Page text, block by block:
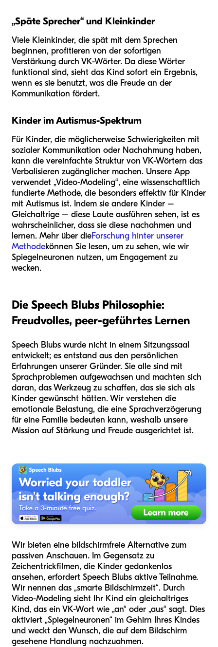
„Späte Sprecher“ und Kleinkinder
Viele Kleinkinder, die spät mit dem Sprechen
beginnen, profitieren von der sofortigen
Verstärkung durch VK-Wörter. Da diese Wörter
funktional sind, sieht das Kind sofort ein Ergebnis,
wenn es sie benutzt, was die Freude an der
Kommunikation fördert.
Kinder im Autismus-Spektrum
Für Kinder, die möglicherweise Schwierigkeiten mit
sozialer Kommunikation oder Nachahmung haben,
kann die vereinfachte Struktur von VK-Wörtern das
Verbalisieren zugänglicher machen. Unsere App
verwendet „Video-Modeling“, eine wissenschaftlich
fundierte Methode, die besonders effektiv für Kinder
mit Autismus ist. Indem sie andere Kinder –
Gleichaltrige – diese Laute ausführen sehen, ist es
wahrscheinlicher, dass sie diese nachahmen und
lernen. Mehr über dieForschung hinter unserer
Methodekönnen Sie lesen, um zu sehen, wie wir
Spiegelneuronen nutzen, um Engagement zu
wecken.
Die Speech Blubs Philosophie:
Freudvolles, peer-geführtes Lernen
Speech Blubs wurde nicht in einem Sitzungssaal
entwickelt; es entstand aus den persönlichen
Erfahrungen unserer Gründer. Sie alle sind mit
Sprachproblemen aufgewachsen und machten sich
daran, das Werkzeug zu schaffen, das sie sich als
Kinder gewünscht hätten. Wir verstehen die
emotionale Belastung, die eine Sprachverzögerung
für eine Familie bedeuten kann, weshalb unsere
Mission auf Stärkung und Freude ausgerichtet ist.
Wir bieten eine bildschirmfreie Alternative zum
passiven Anschauen. Im Gegensatz zu
Zeichentrickfilmen, die Kinder gedankenlos
ansehen, erfordert Speech Blubs aktive Teilnahme.
Wir nennen das „smarte Bildschirmzeit“. Durch
Video-Modeling sieht Ihr Kind ein gleichaltriges
Kind, das ein VK-Wort wie „an“ oder „aus“ sagt. Dies
aktiviert „Spiegelneuronen“ im Gehirn Ihres Kindes
und weckt den Wunsch, die auf dem Bildschirm
gesehene Handlung nachzuahmen.